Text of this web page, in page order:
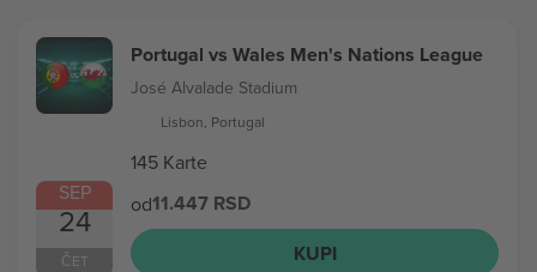
SEP
24
ČET
Portugal vs Wales Men's Nations League
José Alvalade Stadium
Lisbon, Portugal
145 Karte
od11.447 RSD
KUPI